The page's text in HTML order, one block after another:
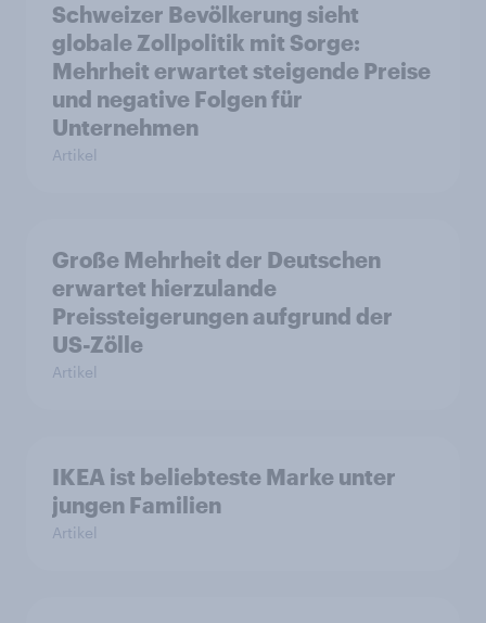
Schweizer Bevölkerung sieht
globale Zollpolitik mit Sorge:
Mehrheit erwartet steigende Preise
und negative Folgen für
Unternehmen
Artikel
Große Mehrheit der Deutschen
erwartet hierzulande
Preissteigerungen aufgrund der
US-Zölle
Artikel
IKEA ist beliebteste Marke unter
jungen Familien
Artikel